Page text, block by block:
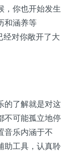
，你也开始发生
和涵养等
经对你敞开了大
的了解就是对这
不可能孤立地停
音乐内涵于不
助工具，认真聆